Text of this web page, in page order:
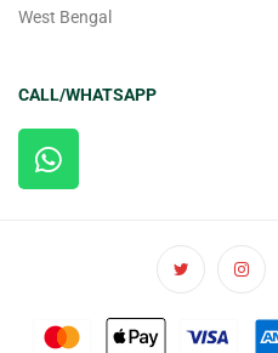
West Bengal
CALL/WHATSAPP